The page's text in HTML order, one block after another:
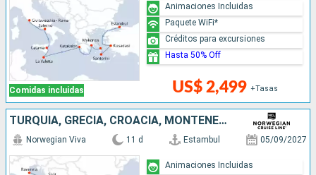
Comidas incluidas US$ 2,499 +Tasas
Animaciones Incluidas
Paquete WiFi*
Créditos para excursiones
Hasta 50% Off
TURQUÍA, GRECIA, CROACIA, MONTENEGRO, ITALIA
Norwegian Viva 11 d Estambul 05/09/2027
Animaciones Incluidas